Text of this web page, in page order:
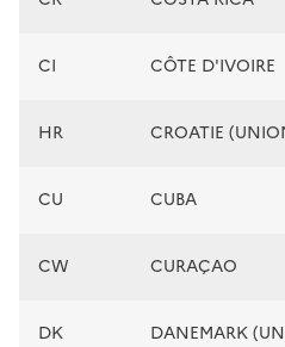
CI CÔTE D'IVOIRE
HR CROATIE
CU CUBA
CW CURAÇAO
DK DANEMARK